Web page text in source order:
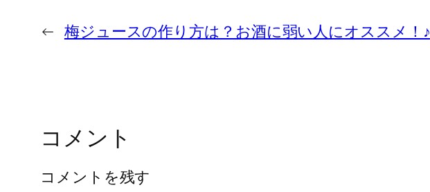
← 梅ジュースの作り方は？お酒に弱い人にオススメ！♪
コメント
コメントを残す